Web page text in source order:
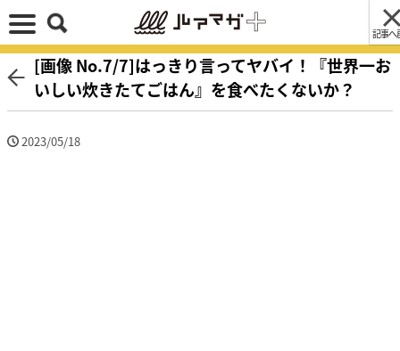
記事へ
[画像 No.7/7]はっきり言ってヤバイ！『世界一お
いしい炊きたてごはん』を食べたくないか？
2023/05/18